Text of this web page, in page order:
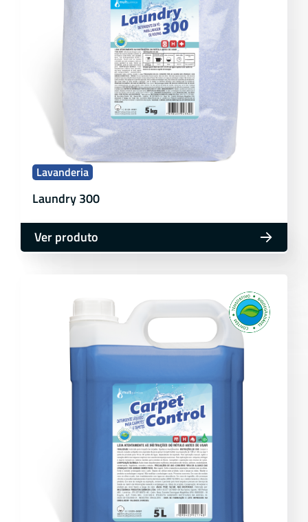
Lavanderia
Laundry 300
Ver produto